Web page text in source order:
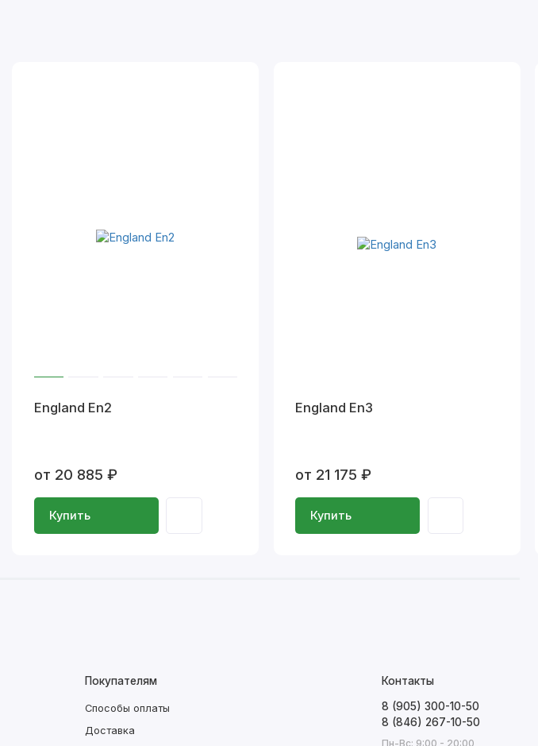
England En2
от 20 885 ₽
Купить
England En3
от 21 175 ₽
Купить
Покупателям
Способы оплаты
Доставка
Контакты
8 (905) 300-10-50
8 (846) 267-10-50
Пн-Вс: 9:00 - 20:00